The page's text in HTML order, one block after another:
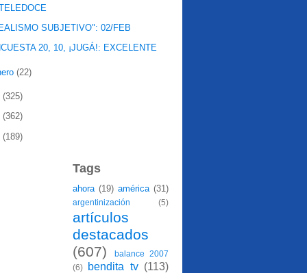
SUBJETIVO": 02/FEB
20, 10, ¡JUGÁ!: EXCELENTE
(22)
(325)
(362)
(189)
Tags
ahora (19) américa (31)
argentinización (5)
artículos
destacados
(607)
balance 2007
(6)
bendita tv (113)